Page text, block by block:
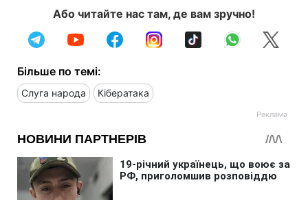
Або читайте нас там, де вам зручно!
Більше по темі:
Слуга народа Кібератака